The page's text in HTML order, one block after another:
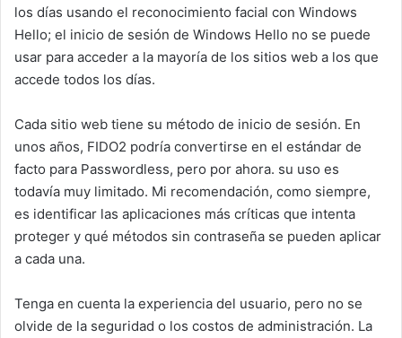
los días usando el reconocimiento facial con Windows
Hello; el inicio de sesión de Windows Hello no se puede
usar para acceder a la mayoría de los sitios web a los que
accede todos los días.
Cada sitio web tiene su método de inicio de sesión. En
unos años, FIDO2 podría convertirse en el estándar de
facto para Passwordless, pero por ahora. su uso es
todavía muy limitado. Mi recomendación, como siempre,
es identificar las aplicaciones más críticas que intenta
proteger y qué métodos sin contraseña se pueden aplicar
a cada una.
Tenga en cuenta la experiencia del usuario, pero no se
olvide de la seguridad o los costos de administración. La